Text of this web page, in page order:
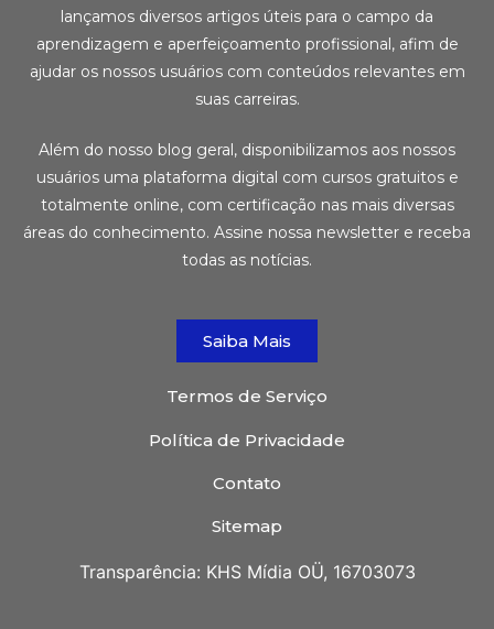
lançamos diversos artigos úteis para o campo da
aprendizagem e aperfeiçoamento profissional, afim de
ajudar os nossos usuários com conteúdos relevantes em
suas carreiras.
Além do nosso blog geral, disponibilizamos aos nossos
usuários uma plataforma digital com cursos gratuitos e
totalmente online, com certificação nas mais diversas
áreas do conhecimento. Assine nossa newsletter e receba
todas as notícias.
Saiba Mais
Termos de Serviço
Política de Privacidade
Contato
Sitemap
Transparência: KHS Mídia OÜ, 16703073